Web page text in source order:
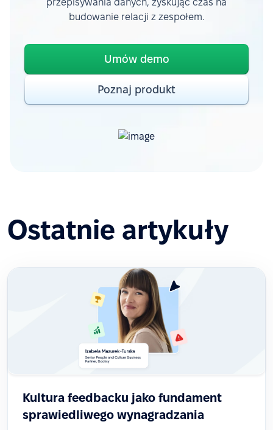
przepisywania danych, zyskując czas na
budowanie relacji z zespołem.
Umów demo
Poznaj produkt
Ostatnie artykuły
Kultura feedbacku jako fundament
sprawiedliwego wynagradzania